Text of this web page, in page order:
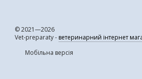
© 2021—2026
Vet-preparaty - ветеринарний інтернет
Мобільна версія